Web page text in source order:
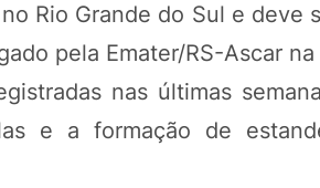
Rio Grande do Sul e deve
pela Emater/RS-Ascar
nas últimas
e a formação de